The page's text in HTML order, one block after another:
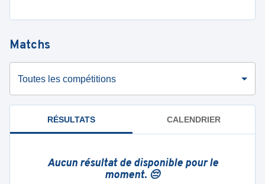
Matchs
Toutes les compétitions
RÉSULTATS CALENDRIER
Aucun résultat de disponible pour le
moment. 😔